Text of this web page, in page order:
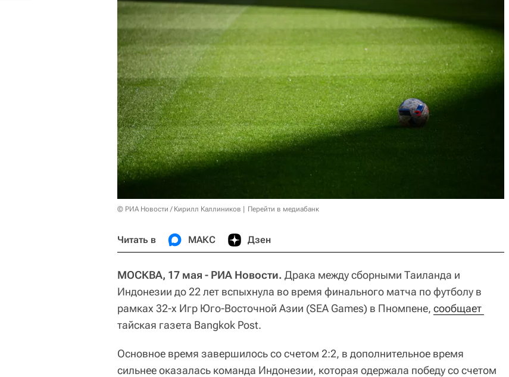
© РИА Новости / Кирилл Каллиников Перейти в медиабанк
Читать в МАКС Дзен
МОСКВА, 17 мая - РИА Новости. Драка между сборными Таиланда и
Индонезии до 22 лет вспыхнула во время финального матча по футболу в
рамках 32-х Игр Юго-Восточной Азии (SEA Games) в Пномпене,
тайская газета Bangkok Post.
Основное время завершилось со счетом 2:2, в дополнительное время
сильнее оказалась команда Индонезии, которая одержала победу со счетом